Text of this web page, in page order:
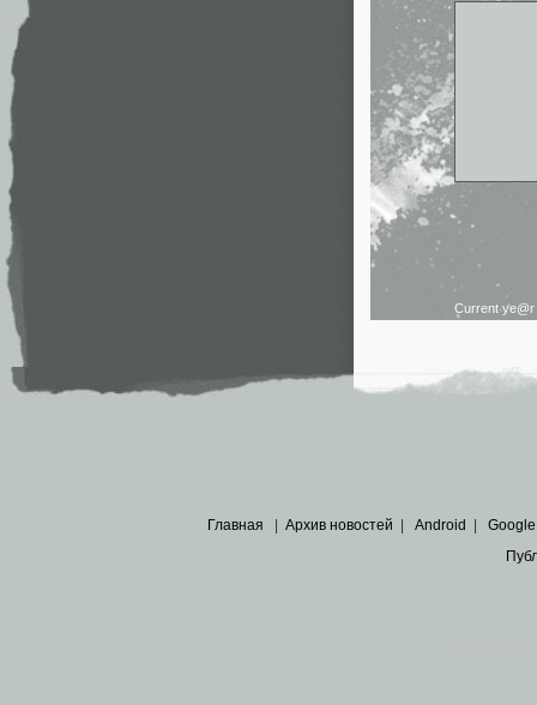
Current ye@r
Главная Архив новостей Android Google